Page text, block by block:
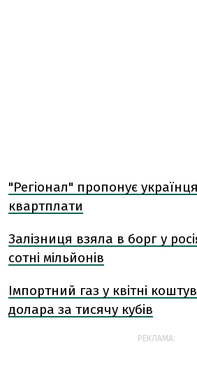
"Регіонал" пропонує
квартплати
Залізниця взяла в борг у
сотні мільйонів
Імпортний газ у квітні
долара за тисячу кубів
РЕКЛАМА: